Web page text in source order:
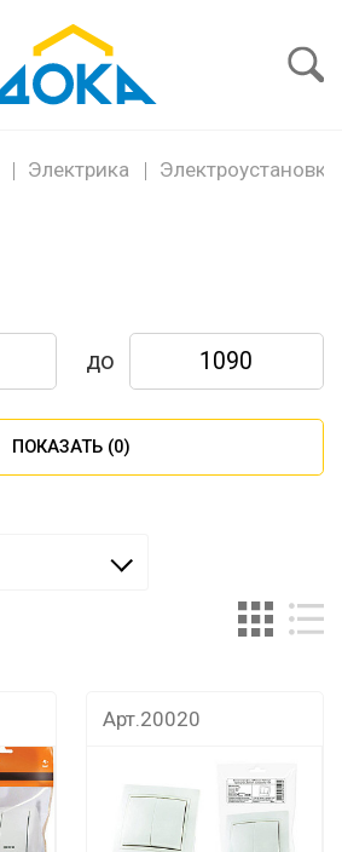
пароль
Электрика Электроустановка
до
ПОКАЗАТЬ (0)
Арт.20020